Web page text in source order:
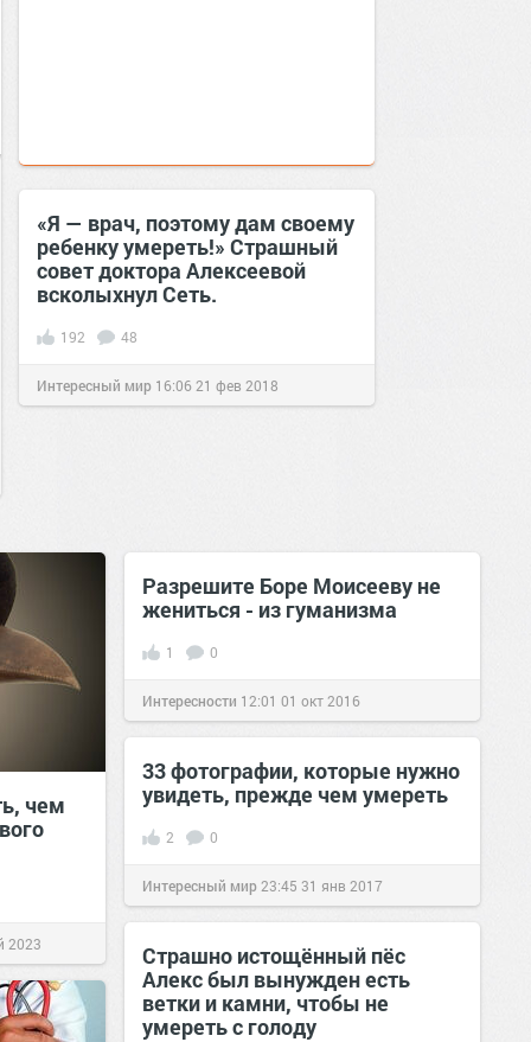
«Я — врач, поэтому дам своему
ребенку умереть!» Страшный
совет доктора Алексеевой
всколыхнул Сеть.
192 48
Интересный мир 16:06 21 фев 2018
чем
2023
Разрешите Боре Моисееву не
жениться - из гуманизма
1 0
Интересности 12:01 01 окт 2016
33 фотографии, которые нужно
увидеть, прежде чем умереть
2 0
Интересный мир 23:45 31 янв 2017
Страшно истощённый пёс
Алекс был вынужден есть
ветки и камни, чтобы не
умереть с голоду